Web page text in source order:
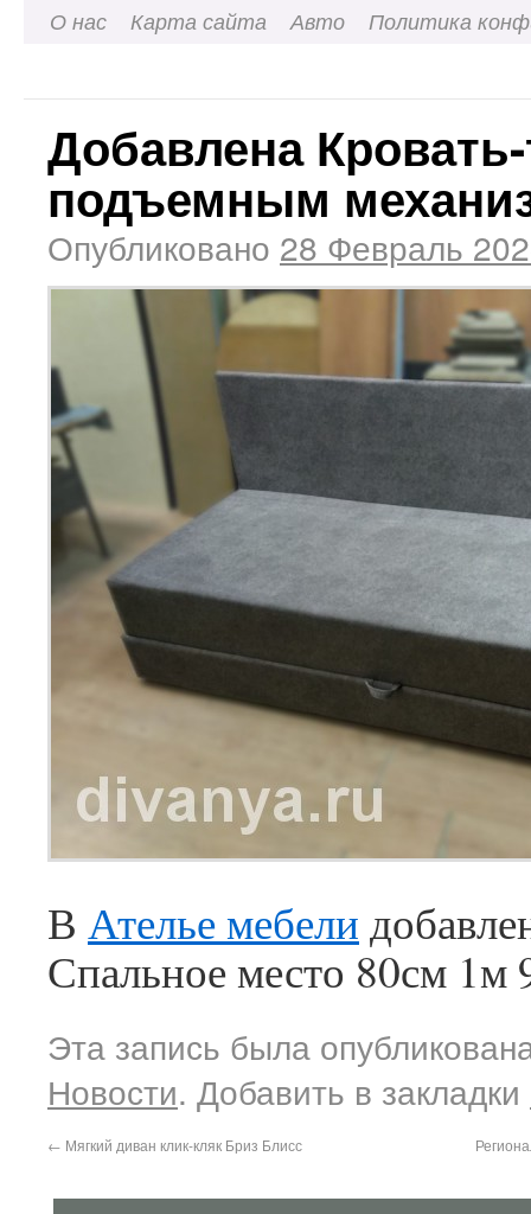
О нас
Карта сайта Авто Политика
Добавлена Кровать-
подъемным
Опубликовано 28 Февраль
В Ателье мебели
Спальное место 80см 1м
Эта запись была
Новости. Добавить в закладки
← Мягкий диван клик-кляк Бриз Блисс